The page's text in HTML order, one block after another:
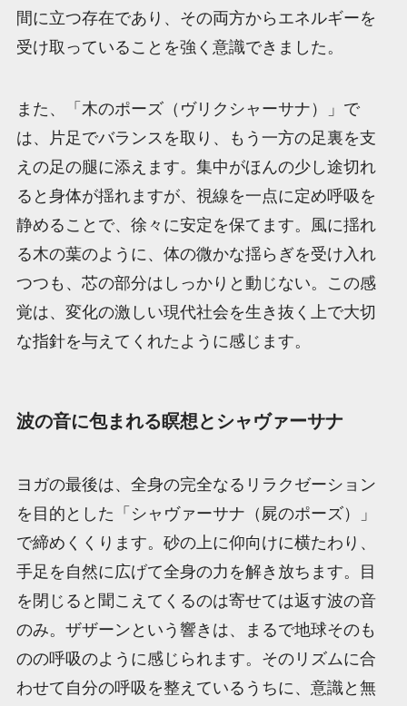
間に立つ存在であり、その両方からエネルギーを
受け取っていることを強く意識できました。
また、「木のポーズ（ヴリクシャーサナ）」で
は、片足でバランスを取り、もう一方の足裏を支
えの足の腿に添えます。集中がほんの少し途切れ
ると身体が揺れますが、視線を一点に定め呼吸を
静めることで、徐々に安定を保てます。風に揺れ
る木の葉のように、体の微かな揺らぎを受け入れ
つつも、芯の部分はしっかりと動じない。この感
覚は、変化の激しい現代社会を生き抜く上で大切
な指針を与えてくれたように感じます。
波の音に包まれる瞑想とシャヴァーサナ
ヨガの最後は、全身の完全なるリラクゼーション
を目的とした「シャヴァーサナ（屍のポーズ）」
で締めくくります。砂の上に仰向けに横たわり、
手足を自然に広げて全身の力を解き放ちます。目
を閉じると聞こえてくるのは寄せては返す波の音
のみ。ザザーンという響きは、まるで地球そのも
のの呼吸のように感じられます。そのリズムに合
わせて自分の呼吸を整えているうちに、意識と無